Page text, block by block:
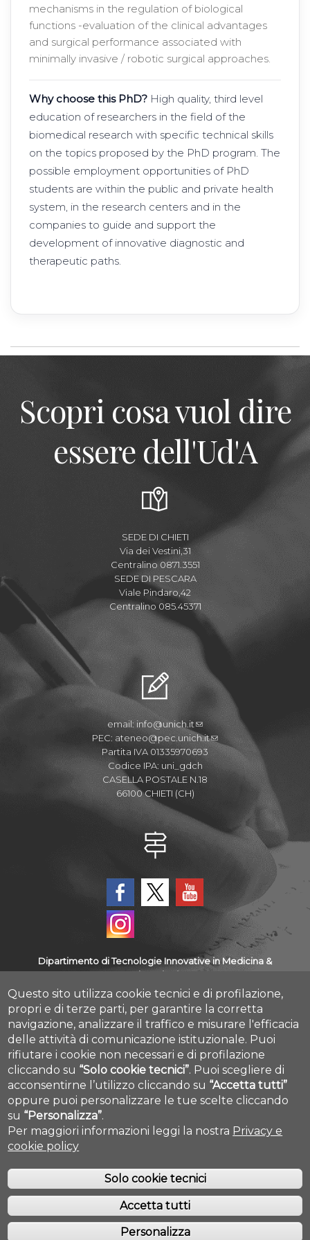
mechanisms in the regulation of biological
functions -evaluation of the clinical advantages
and surgical performance associated with
minimally invasive / robotic surgical approaches.
Why choose this PhD? High quality, third level
education of researchers in the field of the
biomedical research with specific technical skills
on the topics proposed by the PhD program. The
possible employment opportunities of PhD
students are within the public and private health
system, in the research centers and in the
companies to guide and support the
development of innovative diagnostic and
therapeutic paths.
Scopri cosa vuol dire
essere dell'Ud'A
SEDE DI CHIETI
Via dei Vestini,31
Centralino 0871.3551
SEDE DI PESCARA
Viale Pindaro,42
Centralino 085.45371
email:info@unich.it
PEC: ateneo@pec.unich.it
Partita IVA 01335970693
Codice IPA: uni_gdch
CASELLA POSTALE N.18
66100 CHIETI (CH)
Dipartimento di Tecnologie Innovative in Medicina &
Odontoiatria
Via dei Vestini - Campus universitario - 66100 Chieti
Albo Pretorio Online
Amministrazione Trasparente
Mettiamoci la Faccia
Fatturazione elettronica
Cookie settings
Mappa Campus Chieti
COPYRIGHT © 2019. ALL RIGHTS RESERVED - UNIVERSITÀ DEGLI STUDI
GABRIELE D'ANNUNZIO - CHIETI/PESCARA
Questo sito utilizza cookie tecnici e di profilazione,
propri e di terze parti, per garantire la corretta
navigazione, analizzare il traffico e misurare l'efficacia
delle attività di comunicazione istituzionale. Puoi
rifiutare i cookie non necessari e di profilazione
cliccando su “Solo cookie tecnici”. Puoi scegliere di
acconsentirne l’utilizzo cliccando su “Accetta tutti”
oppure puoi personalizzare le tue scelte cliccando
su “Personalizza”.
Per maggiori informazioni leggi la nostra Privacy e
cookie policy
Solo cookie tecnici
Accetta tutti
Personalizza